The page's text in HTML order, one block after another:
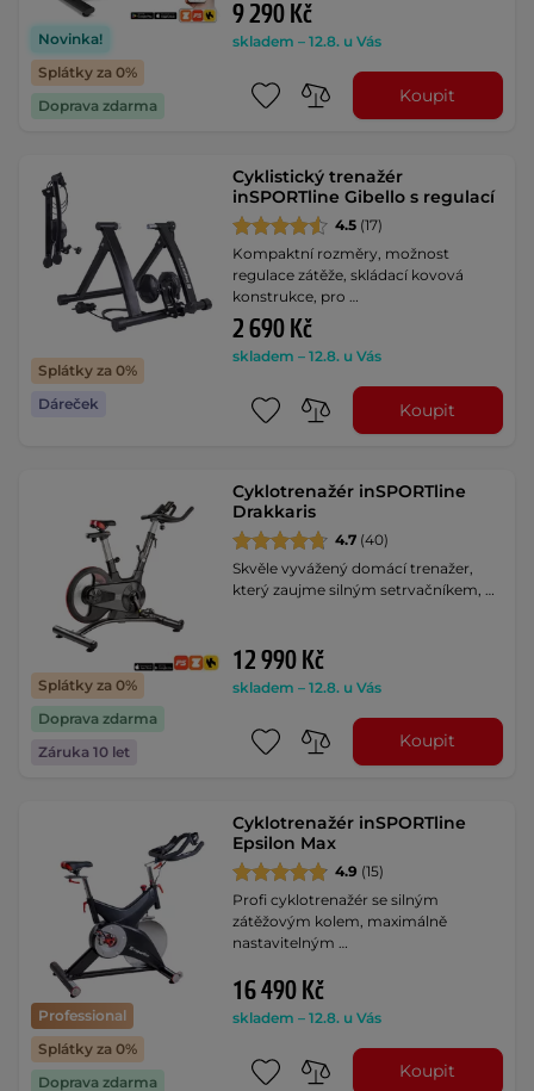
Novinka!
Splátky za 0%
Doprava zdarma
9 290 Kč
skladem – 12.8. u Vás
Koupit
Splátky za 0%
Dáreček
Cyklistický trenažér
inSPORTline Gibello s regulací
4.5 (17)
Kompaktní rozměry, možnost
regulace zátěže, skládací kovová
konstrukce, pro …
2 690 Kč
skladem – 12.8. u Vás
Koupit
Splátky za 0%
Doprava zdarma
Záruka 10 let
Cyklotrenažér inSPORTline
Drakkaris
4.7 (40)
Skvěle vyvážený domácí trenažer,
který zaujme silným setrvačníkem, …
12 990 Kč
skladem – 12.8. u Vás
Koupit
Professional
Splátky za 0%
Doprava zdarma
Cyklotrenažér inSPORTline
Epsilon Max
4.9 (15)
Profi cyklotrenažér se silným
zátěžovým kolem, maximálně
nastavitelným …
16 490 Kč
skladem – 12.8. u Vás
Koupit